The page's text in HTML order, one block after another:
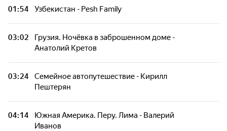
Одна зимой в палатке - Дорожный
бродяга
Черногория. Голубая пещера - Эльма
Шотина
Аргиш - Павел Макаров
Бутан - Александр Пилот
01:54 Узбекистан - Pesh Family
03:02
Грузия. Ночёвка в заброшенном доме -
Анатолий Кретов
03:24
Семейное автопутешествие - Кирилл
Пештерян
04:14
Южная Америка. Перу. Лима - Валерий
Иванов